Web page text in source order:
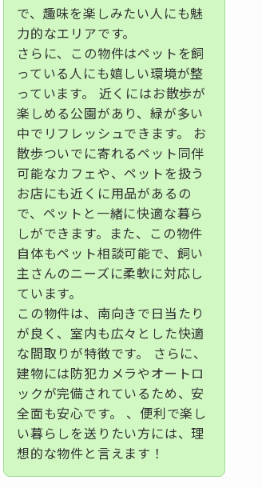
で、趣味を楽しみたい人にも魅
力的なエリアです。
さらに、この物件はペットを飼
っている人にも嬉しい環境が整
っています。 近くにはお散歩が
楽しめる公園があり、緑が多い
中でリフレッシュできます。 お
散歩ついでに寄れるペット同伴
可能なカフェや、ペットを扱う
お店にも近くに用品があるの
で、ペットと一緒に快適な暮ら
しができます。また、この物件
自体もペット相談可能で、飼い
主さんのニーズに柔軟に対応し
ています。
この物件は、南向きで日当たり
が良く、室内も広々とした快適
な間取りが特徴です。 さらに、
建物には防犯カメラやオートロ
ックが完備されているため、安
全面も安心です。 、便利で楽し
い暮らしを送りたい方には、理
想的な物件と言えます！